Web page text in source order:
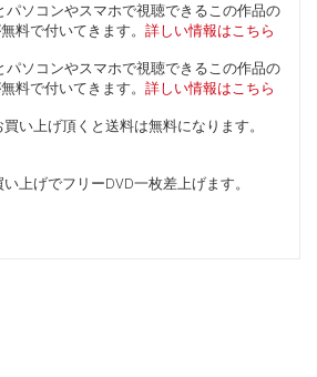
パソコンやスマホで視聴できるこの作品の
料で付いてきます。 詳しい情報はこちら
パソコンやスマホで視聴できるこの作品の
料で付いてきます。 詳しい情報はこちら
い上げ頂くと送料は無料になります。
上げでフリーDVD一枚差上げます。